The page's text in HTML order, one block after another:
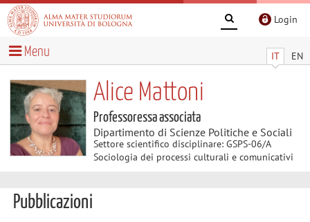
Login
IT EN
Menu
Alice Mattoni
Professoressa associata
Dipartimento di Scienze Politiche e Sociali
Settore scientifico disciplinare: GSPS-06/A
Sociologia dei processi culturali e comunicativi
Pubblicazioni